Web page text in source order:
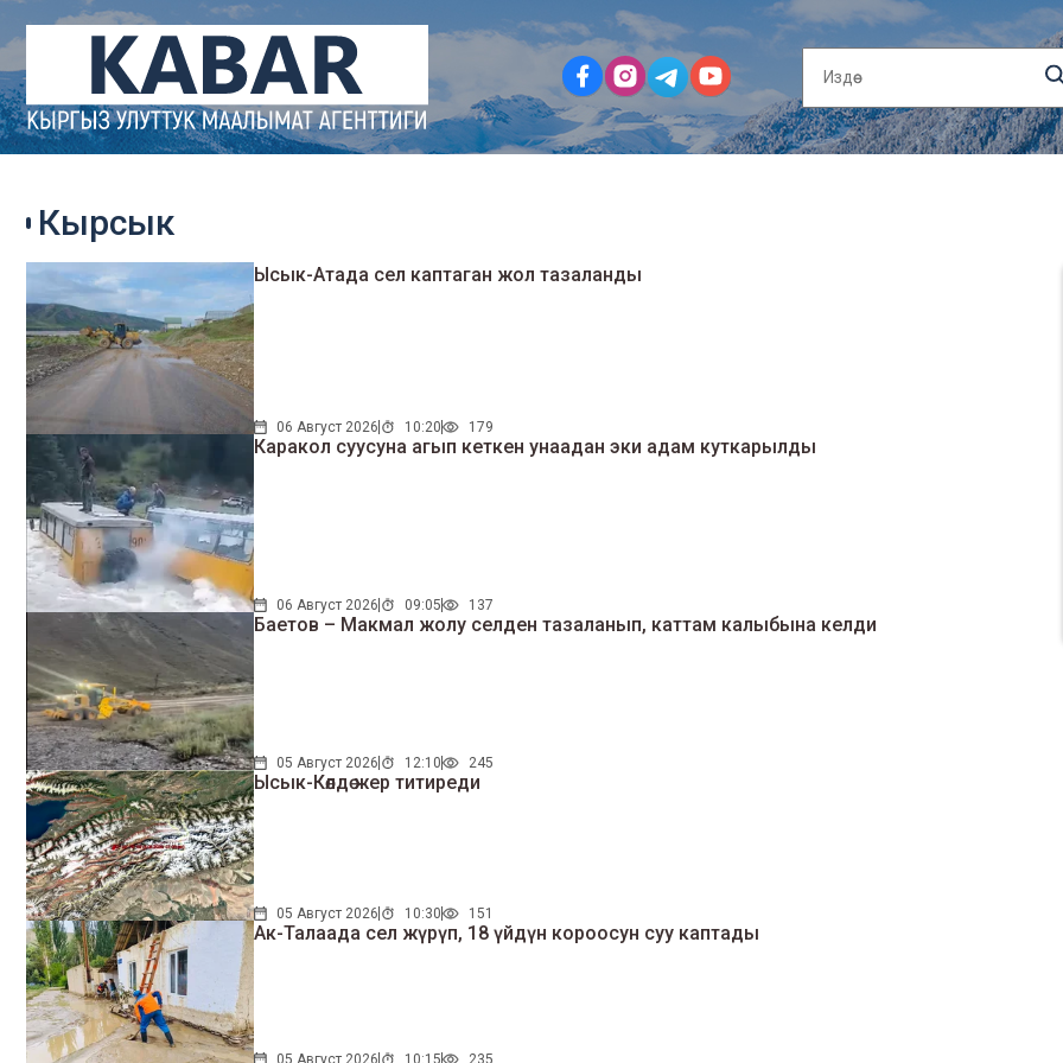
Кырсык
Ысык-Атада сел каптаган жол тазаланды
06 Август 2026 10:20 179
Каракол суусуна агып кеткен унаадан эки адам куткарылды
06 Август 2026 09:05 137
Баетов – Макмал жолу селден тазаланып, каттам калыбына келди
05 Август 2026 12:10 245
Ысык-Көлдө жер титиреди
05 Август 2026 10:30 151
Ак-Талаада сел жүрүп, 18 үйдүн короосун суу каптады